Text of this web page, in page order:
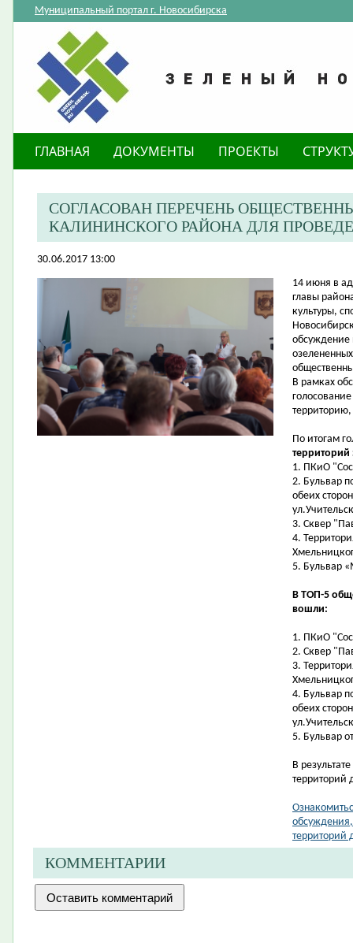
Муниципальный портал г. Новосибирска
ГЛАВНАЯ ДОКУМЕНТЫ ПРОЕКТЫ
СОГЛАСОВАН ПЕРЕЧЕНЬ
КАЛИНИНСКОГО РАЙОНА ДЛЯ
30.06.2017 13:00
​14 июня в
главы
культуры,
обсуждение
В рамках
По итогам
территорий
1. ПКиО
2. Бульвар
обеих
3. Сквер
4.
5. Бульвар
В ТОП-5
вошли:
1. ПКиО
2. Сквер
3.
4. Бульвар
обеих
5. Бульвар
В
территорий
обсуждения,
территорий
КОММЕНТАРИИ